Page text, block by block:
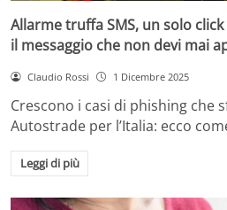
Allarme truffa SMS, un solo
il messaggio che non devi mai
Claudio Rossi 1 Dicembre 2025
Crescono i casi di phishing che
Autostrade per l’Italia: ecco
Leggi di più